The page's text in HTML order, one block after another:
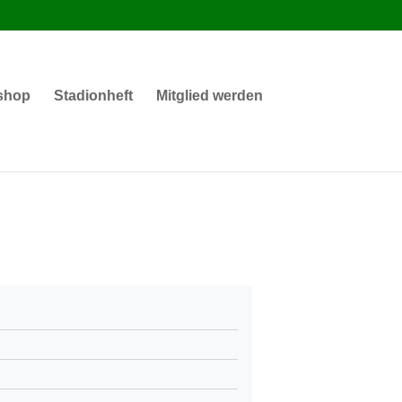
Stadionheft Mitglied werden